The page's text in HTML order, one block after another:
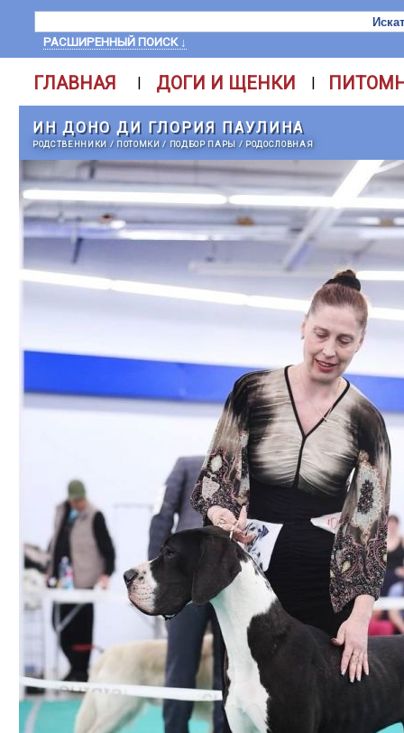
РАСШИРЕННЫЙ ПОИСК ↓
ГЛАВНАЯ | ДОГИ И ЩЕНКИ |
ИН ДОНО ДИ ГЛОРИЯ ПАУЛИНА
РОДСТВЕННИКИ / ПОТОМКИ/ ПОДБОР ПАРЫ / РОДОСЛОВНАЯ